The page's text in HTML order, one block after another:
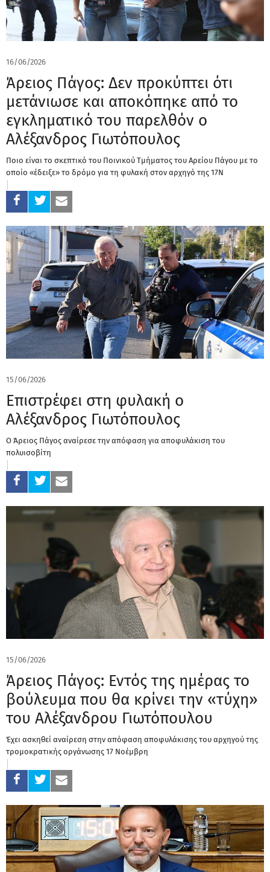
16/06/2026
Άρειος Πάγος: Δεν προκύπτει ότι
μετάνιωσε και αποκόπηκε από το
εγκληματικό του παρελθόν ο
Αλέξανδρος Γιωτόπουλος
Ποιο είναι το σκεπτικό του Ποινικού Τμήματος του Αρείου Πάγου με το
οποίο «έδειξε» το δρόμο για τη φυλακή στον αρχηγό της 17Ν
15/06/2026
Επιστρέφει στη φυλακή ο
Αλέξανδρος Γιωτόπουλος
Ο Άρειος Πάγος αναίρεσε την απόφαση για αποφυλάκιση του
πολυισοβίτη
15/06/2026
Άρειος Πάγος: Εντός της ημέρας το
βούλευμα που θα κρίνει την «τύχη»
του Αλέξανδρου Γιωτόπουλου
Έχει ασκηθεί αναίρεση στην απόφαση αποφυλάκισης του αρχηγού της
τρομοκρατικής οργάνωσης 17 Νοέμβρη